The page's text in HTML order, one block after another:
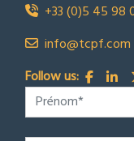
+33 (0)5 45 98
info@tcpf.com
Follow us: